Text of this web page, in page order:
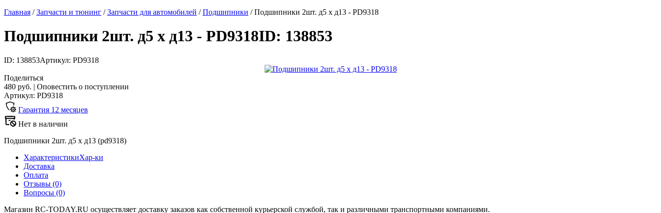
Главная /Запчасти и тюнинг /Запчасти для автомобилей /Подшипники /Подшипники 2шт. д5 х д13 - PD9318
Подшипники 2шт. д5 х д13 - PD9318ID: 138853
ID: 138853Артикул: PD9318
Поделиться
480 руб. | Оповестить о поступлении
Артикул: PD9318
Гарантия 12 месяцев
Нет в наличии
Подшипники 2шт. д5 х д13 (pd9318)
ХарактеристикиХар-ки
Доставка
Оплата
Отзывы (0)
Вопросы (0)
Магазин RC-TODAY.RU осуществляет доставку заказов как собственной курьерской службой, так и различными транспортными компаниями.